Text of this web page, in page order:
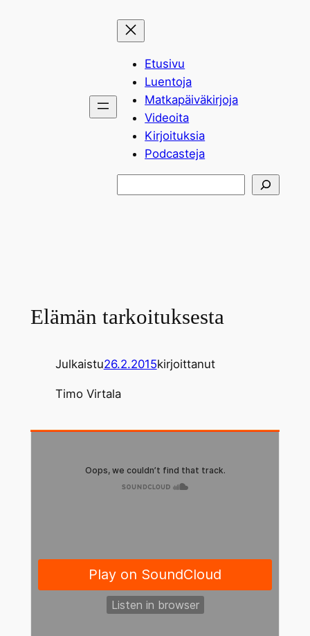
Etusivu
Luentoja
Matkapäiväkirjoja
Videoita
Kirjoituksia
Podcasteja
Elämän tarkoituksesta
Julkaistu26.2.2015kirjoittanut
Timo Virtala